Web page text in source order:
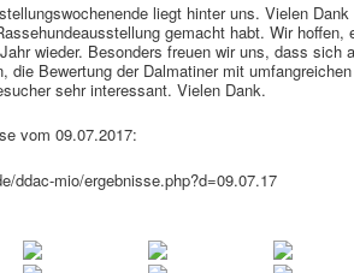
liegt hinter uns. Vielen
gemacht habt. Wir
wieder. Besonders freuen wir uns, dass sich
die Bewertung der Dalmatiner mit
sehr interessant. Vielen Dank.
vom 09.07.2017:
ddac-mio/ergebnisse.php?d=09.07.17